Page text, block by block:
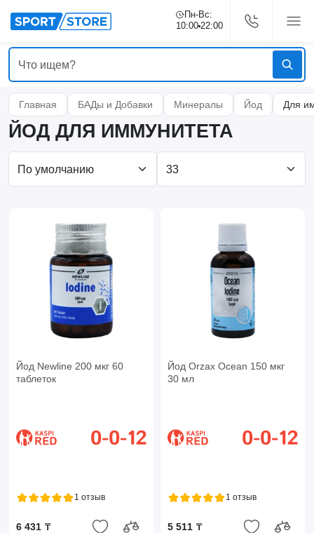
Пн-Вс:
10:00 22:00
Главная БАДы и Добавки Минералы Йод Для
ЙОД ДЛЯ ИММУНИТЕТА
Йод Newline 200 мкг 60
таблеток
1 отзыв
6 431 ₸
Йод Orzax Ocean 150 мкг
30 мл
1 отзыв
5 511 ₸